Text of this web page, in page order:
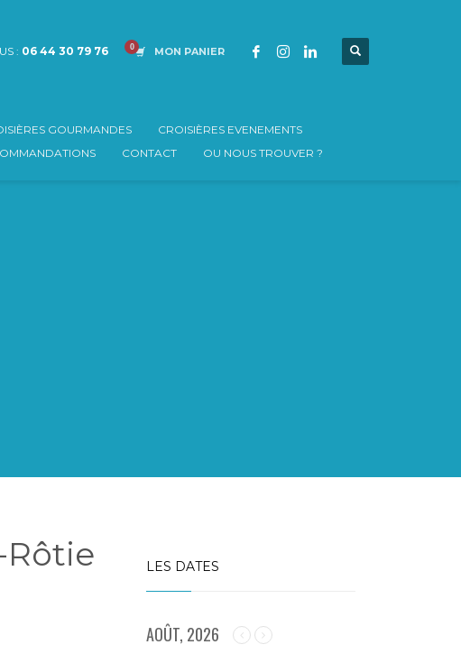
: 06 44 30 79 76 MON PANIER
GOURMANDES
CROISIÈRES EVENEMENTS
CONTACT OU NOUS TROUVER ?
LES DATES
AOÛT, 2026